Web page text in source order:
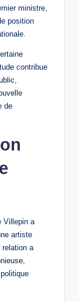
ministre,
position
contribue
de
Villepin a
artiste
relation a